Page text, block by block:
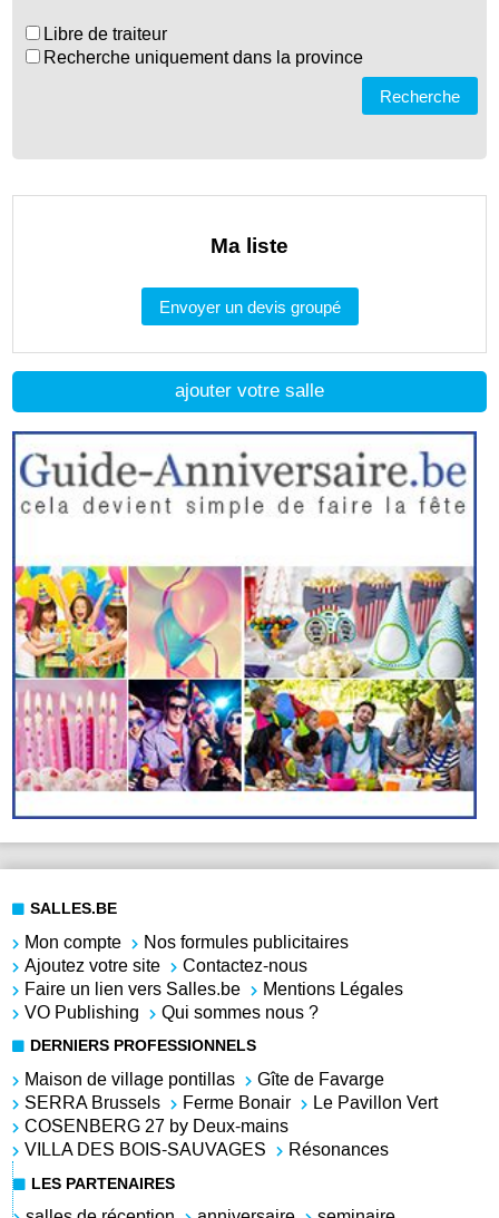
ajouter votre salle
Libre de traiteur
Recherche uniquement dans la province
Recherche
Ma liste
Envoyer un devis groupé
SALLES.BE
Mon compte
Nos formules publicitaires
Ajoutez votre site
Contactez-nous
Faire un lien vers Salles.be
Mentions Légales
VO Publishing
Qui sommes nous ?
DERNIERS PROFESSIONNELS
Maison de village pontillas
Gîte de Favarge
SERRA Brussels
Ferme Bonair
Le Pavillon Vert
COSENBERG 27 by Deux-mains
VILLA DES BOIS-SAUVAGES
Résonances
LES PARTENAIRES